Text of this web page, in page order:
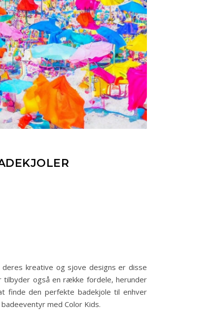
kreative og sjove designs er disse
tilbyder også en række fordele, herunder
finde den perfekte badekjole til enhver
med Color Kids.